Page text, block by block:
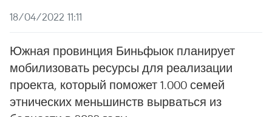
18/04/2022 11:11
Южная провинция Биньфыок планирует
мобилизовать ресурсы для реализации
проекта, который поможет 1.000 семей
этнических меньшинств вырваться из